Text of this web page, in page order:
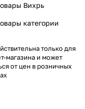
Вихрь
категории
только для
магазина и может
от цен в розничных